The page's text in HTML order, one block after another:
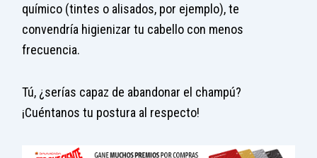
químico (tintes o alisados, por ejemplo), te
convendría higienizar tu cabello con menos
frecuencia.
Tú, ¿serías capaz de abandonar el champú?
¡Cuéntanos tu postura al respecto!